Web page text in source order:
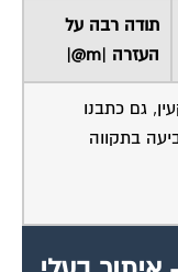
תודה רבה על
העזרה |m@|
גם כתבנו
בתקווה